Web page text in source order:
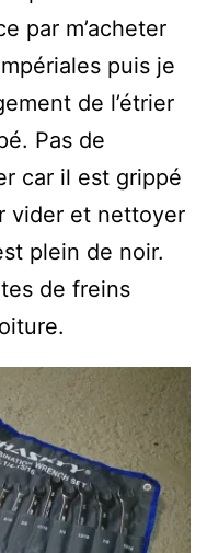
par m’acheter
puis je
de l’étrier
Pas de
car il est grippé
vider et nettoyer
plein de noir.
de freins